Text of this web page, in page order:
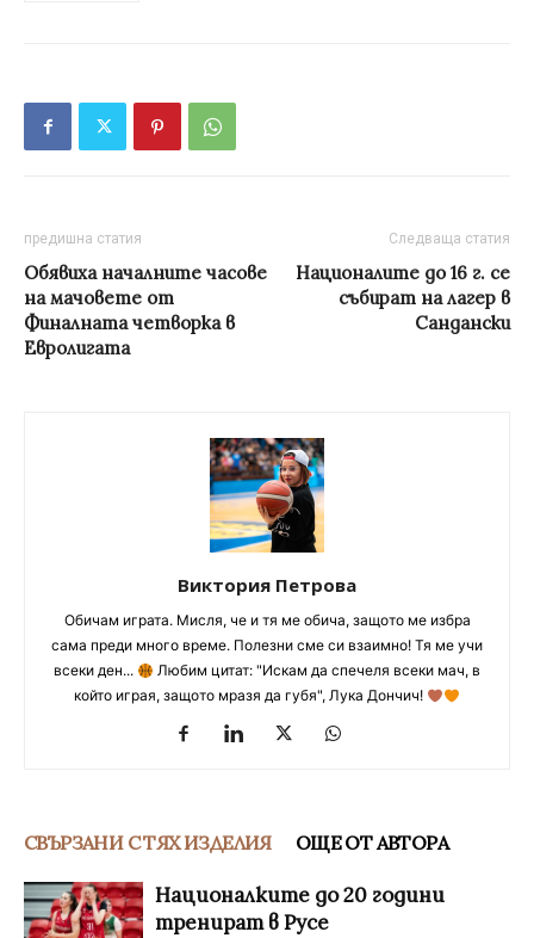
предишна статия
Обявиха началните часове
на мачовете от
Финалната четворка в
Евролигата
Следваща статия
Националите до 16 г. се
събират на лагер в
Сандански
Виктория Петрова
Обичам играта. Мисля, че и тя ме обича, защото ме избра
сама преди много време. Полезни сме си взаимно! Тя ме учи
всеки ден...
Любим цитат: "Искам да спечеля всеки мач, в
който играя, защото мразя да губя", Лука Дончич!
СВЪРЗАНИ С ТЯХ ИЗДЕЛИЯ ОЩЕ ОТ АВТОРА
Националките до 20 години
тренират в Русе